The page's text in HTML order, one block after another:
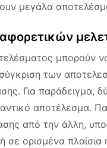
μεγάλα
μπορούν να
των
Για παράδειγμα,
αποτέλεσμα.
από την άλλη,
σε ορισμένα